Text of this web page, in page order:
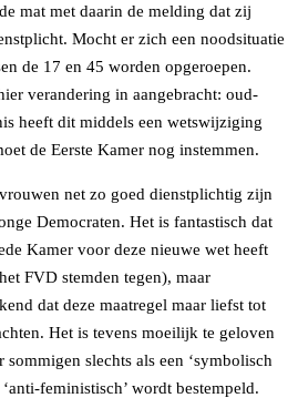
mat met daarin de melding dat zij
Mocht er zich een noodsituatie
de 17 en 45 worden opgeroepen.
verandering in aangebracht: oud-
heeft dit middels een wetswijziging
de Eerste Kamer nog instemmen.
net zo goed dienstplichtig zijn
Democraten. Het is fantastisch dat
Kamer voor deze nieuwe wet heeft
FVD stemden tegen), maar
dat deze maatregel maar liefst tot
Het is tevens moeilijk te geloven
slechts als een ‘symbolisch
feministisch’ wordt bestempeld.